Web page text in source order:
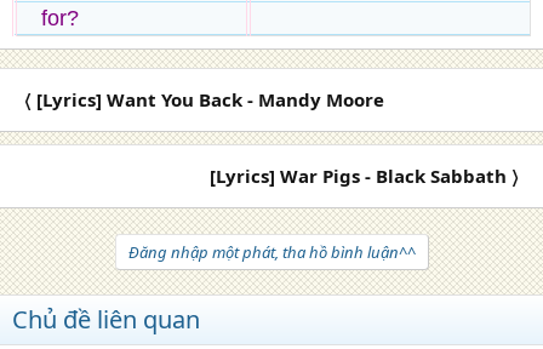
for?
〈 [Lyrics] Want You Back - Mandy Moore
[Lyrics] War Pigs - Black Sabbath 〉
Đăng nhập một phát, tha hồ bình luận^^
Chủ đề liên quan